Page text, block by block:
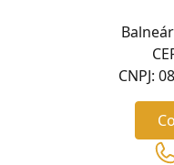
CNPJ: